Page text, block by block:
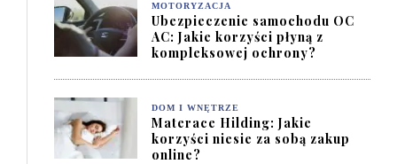
MOTORYZACJA
Ubezpieczenie samochodu OC
AC: Jakie korzyści płyną z
kompleksowej ochrony?
DOM I WNĘTRZE
Materace Hilding: Jakie
korzyści niesie za sobą zakup
online?